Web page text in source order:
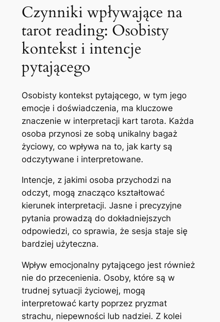
Czynniki wpływające na
tarot reading: Osobisty
kontekst i intencje
pytającego
Osobisty kontekst pytającego, w tym jego
emocje i doświadczenia, ma kluczowe
znaczenie w interpretacji kart tarota. Każda
osoba przynosi ze sobą unikalny bagaż
życiowy, co wpływa na to, jak karty są
odczytywane i interpretowane.
Intencje, z jakimi osoba przychodzi na
odczyt, mogą znacząco kształtować
kierunek interpretacji. Jasne i precyzyjne
pytania prowadzą do dokładniejszych
odpowiedzi, co sprawia, że sesja staje się
bardziej użyteczna.
Wpływ emocjonalny pytającego jest również
nie do przecenienia. Osoby, które są w
trudnej sytuacji życiowej, mogą
interpretować karty poprzez pryzmat
strachu, niepewności lub nadziei. Z kolei